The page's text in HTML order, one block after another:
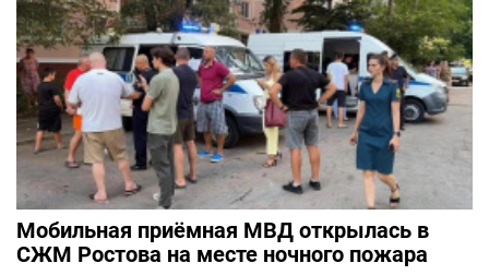
Мобильная приёмная МВД открылась в
СЖМ Ростова на месте ночного пожара